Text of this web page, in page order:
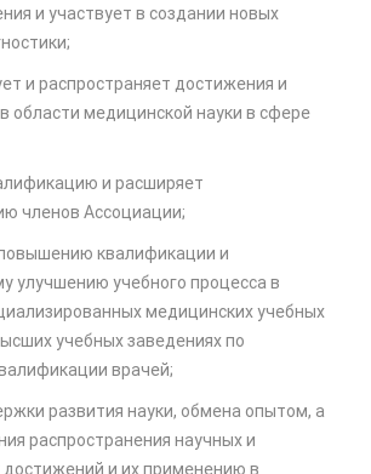
и участвует в создании новых
и распространяет достижения и
области медицинской науки в сфере
и расширяет
членов Ассоциации;
квалификации и
улучшению учебного процесса в
медицинских учебных
учебных заведениях по
врачей;
развития науки, обмена опытом, а
распространения научных и
достижений и их применению в